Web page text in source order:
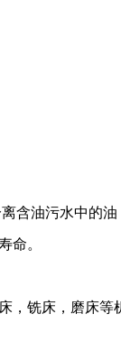
含油污水中的油
命。
，铣床，磨床等